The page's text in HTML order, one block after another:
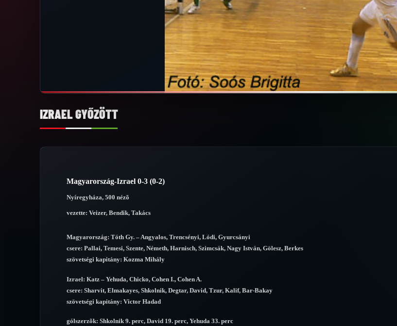
IZRAEL GYŐZÖTT
Magyarország-Izrael 0-3 (0-2)
Nyíregyháza, 500 nézõ
vezette: Veizer, Bendik, Takács
Magyarország: Tóth Gy. – Angyalos, Trencsényi, Lódi, Gyurcsányi
csere: Pallai, Temesi, Szente, Németh, Harnisch, Szimcsák, Nagy István, Gölesz, Berkes
szövetségi kapitány: Kozma Mihály
Izrael: Katz – Yehuda, Chicko, Cohen I., Cohen A.
csere: Sharvit, Elmakayes, Shkolnik, Degtar, David, Tzur, Kalif, Bar-Bakay
szövetségi kapitány: Victor Hadad
gólszerzõk: Shkolnik 9. perc, David 19. perc, Yehuda 33. perc